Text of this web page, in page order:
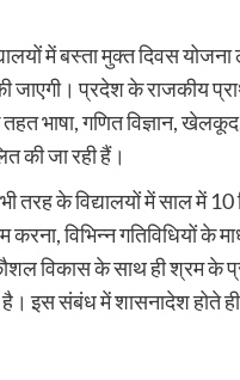
में बस्ता मुक्त दिवस
जाएगी। प्रदेश के राजकीय
भाषा, गणित विज्ञान,
की जा रही हैं।
तरह के विद्यालयों में साल में
विभिन्न गतिविधियों के
विकास के साथ ही श्रम के
है। इस संबंध में शासनादेश होते